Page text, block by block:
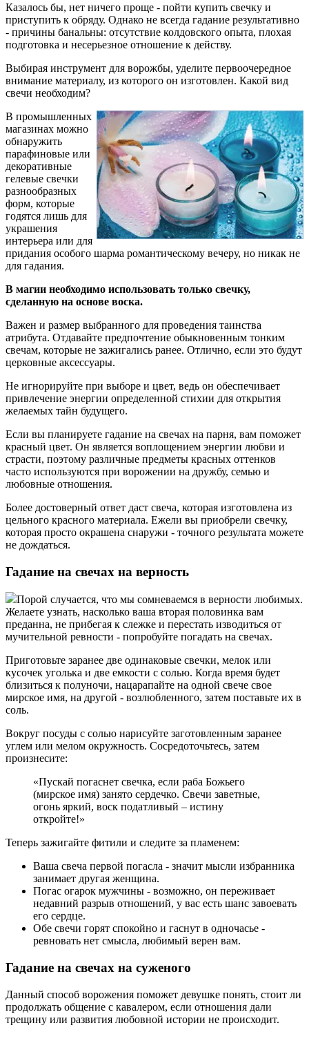
Казалось бы, нет ничего проще - пойти купить свечку и
приступить к обряду. Однако не всегда гадание результативно
- причины банальны: отсутствие колдовского опыта, плохая
подготовка и несерьезное отношение к действу.
Выбирая инструмент для ворожбы, уделите первоочередное
внимание материалу, из которого он изготовлен. Какой вид
свечи необходим?
В промышленных
магазинах можно
обнаружить
парафиновые или
декоративные
гелевые свечки
разнообразных
форм, которые
годятся лишь для
украшения
интерьера или для
придания особого шарма романтическому вечеру, но никак не
для гадания.
В магии необходимо использовать только свечку,
сделанную на основе воска.
Важен и размер выбранного для проведения таинства
атрибута. Отдавайте предпочтение обыкновенным тонким
свечам, которые не зажигались ранее. Отлично, если это будут
церковные аксессуары.
Не игнорируйте при выборе и цвет, ведь он обеспечивает
привлечение энергии определенной стихии для открытия
желаемых тайн будущего.
Если вы планируете гадание на свечах на парня, вам поможет
красный цвет. Он является воплощением энергии любви и
страсти, поэтому различные предметы красных оттенков
часто используются при ворожении на дружбу, семью и
любовные отношения.
Более достоверный ответ даст свеча, которая изготовлена из
цельного красного материала. Ежели вы приобрели свечку,
которая просто окрашена снаружи - точного результата можете
не дождаться.
Гадание на свечах на верность
Порой случается, что мы сомневаемся в верности любимых.
Желаете узнать, насколько ваша вторая половинка вам
преданна, не прибегая к слежке и перестать изводиться от
мучительной ревности - попробуйте погадать на свечах.
Приготовьте заранее две одинаковые свечки, мелок или
кусочек уголька и две емкости с солью. Когда время будет
близиться к полуночи, нацарапайте на одной свече свое
мирское имя, на другой - возлюбленного, затем поставьте их в
соль.
Вокруг посуды с солью нарисуйте заготовленным заранее
углем или мелом окружность. Сосредоточьтесь, затем
произнесите:
«Пускай погаснет свечка, если раба Божьего
(мирское имя) занято сердечко. Свечи заветные,
огонь яркий, воск податливый – истину
откройте!»
Теперь зажигайте фитили и следите за пламенем:
Ваша свеча первой погасла - значит мысли избранника
занимает другая женщина.
Погас огарок мужчины - возможно, он переживает
недавний разрыв отношений, у вас есть шанс завоевать
его сердце.
Обе свечи горят спокойно и гаснут в одночасье -
ревновать нет смысла, любимый верен вам.
Гадание на свечах на суженого
Данный способ ворожения поможет девушке понять, стоит ли
продолжать общение с кавалером, если отношения дали
трещину или развития любовной истории не происходит.